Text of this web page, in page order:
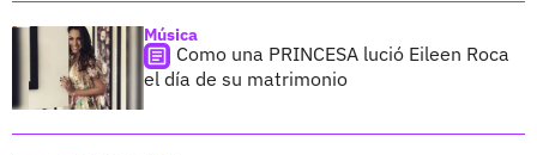
Música
Como una PRINCESA lució Eileen Roca
el día de su matrimonio